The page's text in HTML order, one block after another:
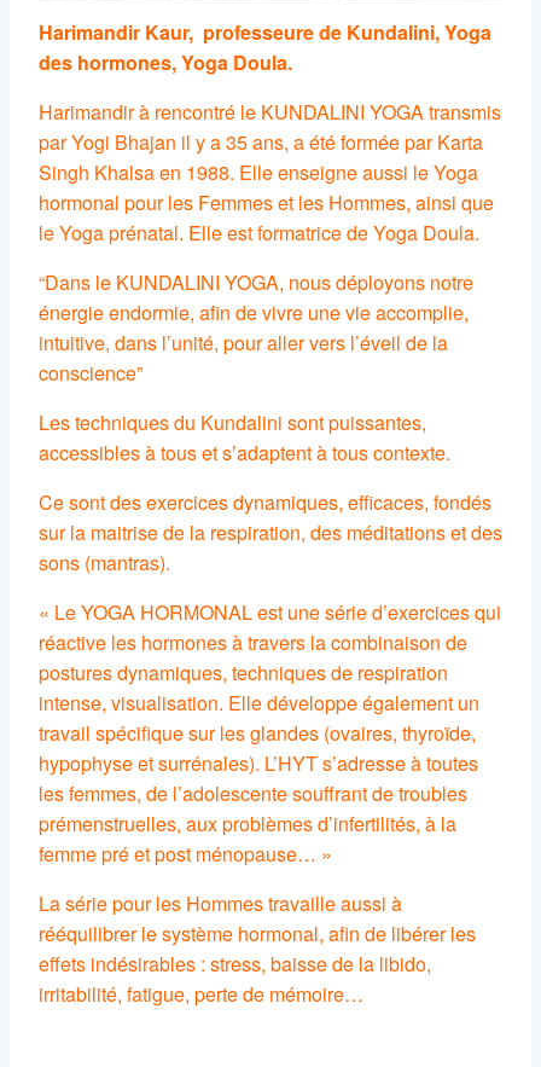
Harimandir Kaur, professeure de Kundalini, Yoga
des hormones, Yoga Doula.
Harimandir à rencontré le KUNDALINI YOGA transmis
par Yogi Bhajan il y a 35 ans, a été formée par Karta
Singh Khalsa en 1988. Elle enseigne aussi le Yoga
hormonal pour les Femmes et les Hommes, ainsi que
le Yoga prénatal. Elle est formatrice de Yoga Doula.
“Dans le KUNDALINI YOGA, nous déployons notre
énergie endormie, afin de vivre une vie accomplie,
intuitive, dans l’unité, pour aller vers l’éveil de la
conscience”
Les techniques du Kundalini sont puissantes,
accessibles à tous et s’adaptent à tous contexte.
Ce sont des exercices dynamiques, efficaces, fondés
sur la maitrise de la respiration, des méditations et des
sons (mantras).
« Le YOGA HORMONAL est une série d’exercices qui
réactive les hormones à travers la combinaison de
postures dynamiques, techniques de respiration
intense, visualisation. Elle développe également un
travail spécifique sur les glandes (ovaires, thyroïde,
hypophyse et surrénales). L’HYT s’adresse à toutes
les femmes, de l’adolescente souffrant de troubles
prémenstruelles, aux problèmes d’infertilités, à la
femme pré et post ménopause… »
La série pour les Hommes travaille aussi à
rééquilibrer le système hormonal, afin de libérer les
effets indésirables : stress, baisse de la libido,
irritabilité, fatigue, perte de mémoire…